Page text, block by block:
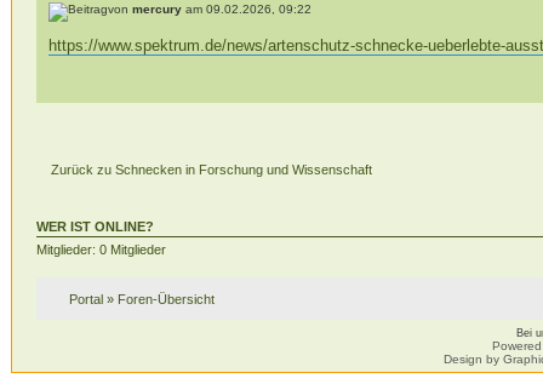
von mercuryam 09.02.2026, 09:22
https://www.spektrum.de/news/artenschutz-schnecke-ueberlebte-
Zurück zu Schnecken in Forschung und Wissenschaft
WER IST ONLINE?
Mitglieder: 0 Mitglieder
Portal» Foren-Übersicht
Bei
Design by